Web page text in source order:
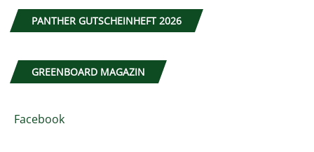
PANTHER GUTSCHEINHEFT 2026
GREENBOARD MAGAZIN
Facebook